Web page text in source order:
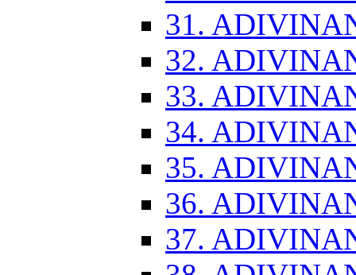
31.
32.
33.
34.
35.
36.
37.